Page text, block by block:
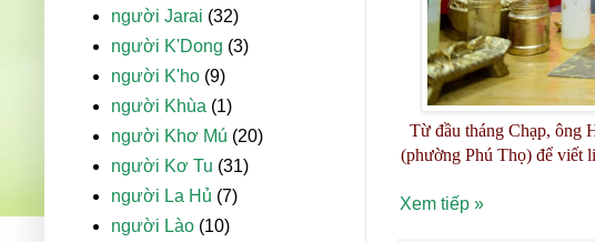
Từ đầu tháng Chạp, ông
(phường Phú Thọ) để viết
Xem tiếp »
người Jarai (32)
người K'Dong (3)
người K'ho (9)
người Khùa (1)
người Khơ Mú (20)
người Kơ Tu (31)
người La Hủ (7)
người Lào (10)